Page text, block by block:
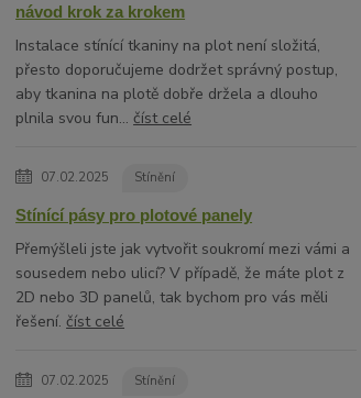
návod krok za krokem
Instalace stínící tkaniny na plot není složitá,
přesto doporučujeme dodržet správný postup,
aby tkanina na plotě dobře držela a dlouho
plnila svou fun...číst celé
07.02.2025 Stínění
Stínící pásy pro plotové panely
Přemýšleli jste jak vytvořit soukromí mezi vámi a
sousedem nebo ulicí? V případě, že máte plot z
2D nebo 3D panelů, tak bychom pro vás měli
řešení.číst celé
07.02.2025 Stínění